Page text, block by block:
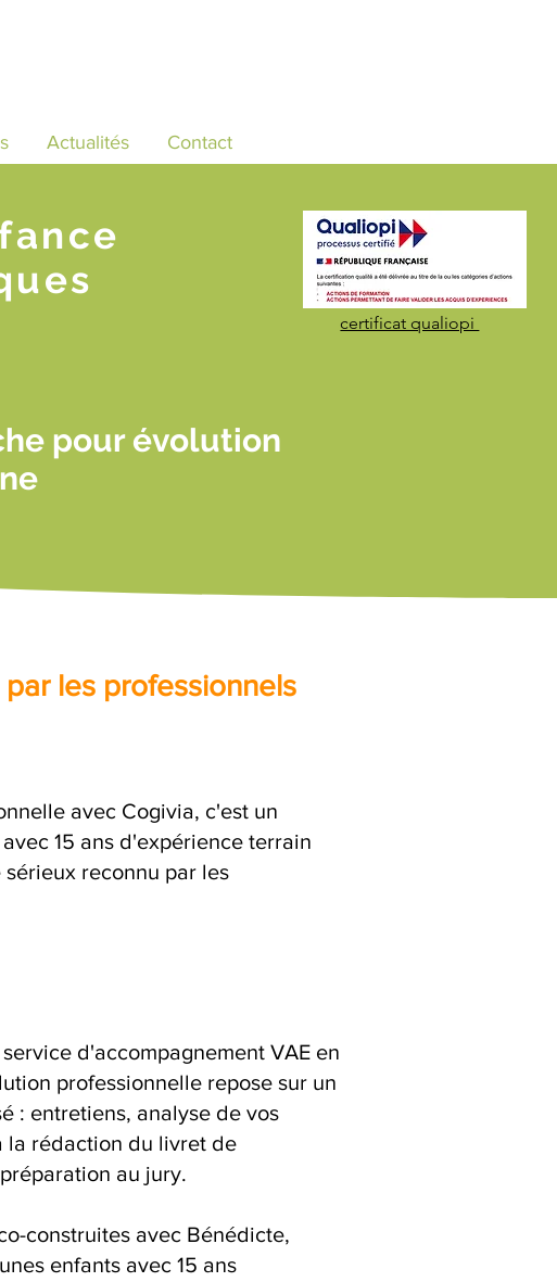
Actualités Contact
certificat qualiopi
pour évolution
les professionnels
avec Cogivia, c'est un
15 ans d'expérience terrain
reconnu par les
d'accompagnement VAE en
professionnelle repose sur un
: entretiens, analyse de vos
la rédaction du livret de
au jury.
construites avec Bénédicte,
enfants avec 15 ans